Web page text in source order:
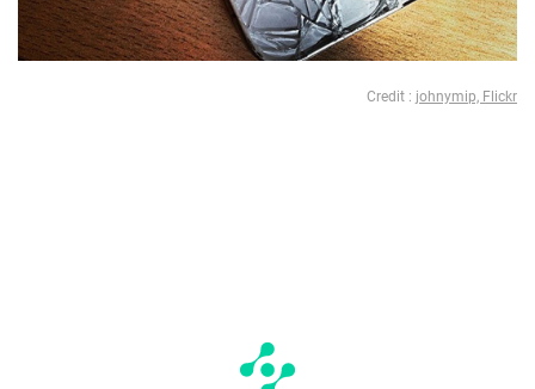
Credit : johnymip, Flickr